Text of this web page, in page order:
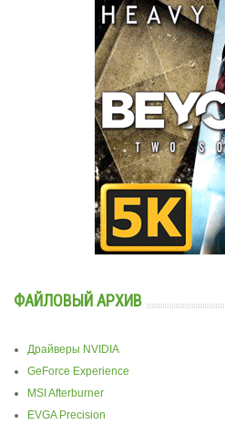
ФАЙЛОВЫЙ АРХИВ
Драйверы NVIDIA
GeForce Experience
MSI Afterburner
EVGA Precision